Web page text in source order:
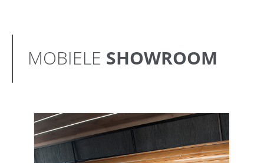
MOBIELE SHOWROOM